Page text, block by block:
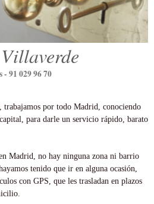
91 029 96 70
por todo Madrid, conociendo
para darle un servicio rápido, barato
Madrid, no hay ninguna zona ni barrio
tenido que ir en alguna ocasión,
con GPS, que les trasladan en plazos